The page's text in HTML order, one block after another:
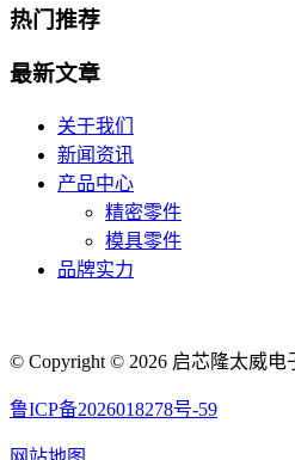
热门推荐
最新文章
关于我们
新闻资讯
产品中心
精密零件
模具零件
品牌实力
© Copyright © 2026 启芯隆太威电
鲁ICP备2026018278号-59